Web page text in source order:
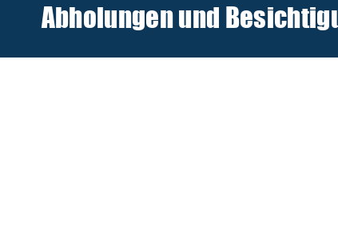
Abholungen und